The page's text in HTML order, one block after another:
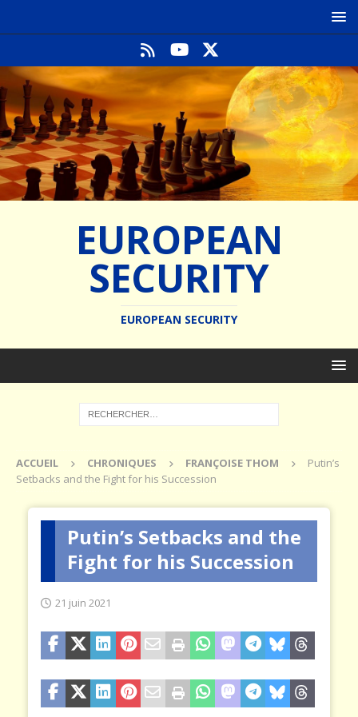
EUROPEAN
SECURITY
EUROPEAN SECURITY
ACCUEIL CHRONIQUES FRANÇOISE THOM
Putin’s
Setbacks and the Fight for his Succession
Putin’s Setbacks and the
Fight for his Succession
21 juin 2021